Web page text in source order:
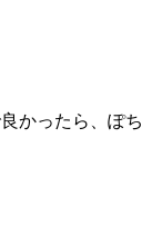
かったら、ぽち